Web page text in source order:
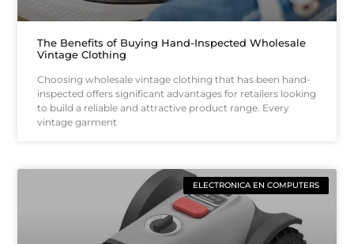
The Benefits of Buying Hand-Inspected Wholesale
Vintage Clothing
Choosing wholesale vintage clothing that has been hand-
inspected offers significant advantages for retailers looking
to build a reliable and attractive product range. Every
vintage garment
ELECTRONICA EN COMPUTERS